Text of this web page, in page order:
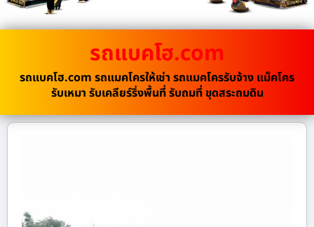
รถแบคโฮ.com
รถแบคโฮ.com รถแมคโครให้เช่า รถแมคโครรับจ้าง แม็คโคร
รับเหมา รับเคลียร์ริ่งพื้นที่ รับถมที่ ขุดสระถมดิน